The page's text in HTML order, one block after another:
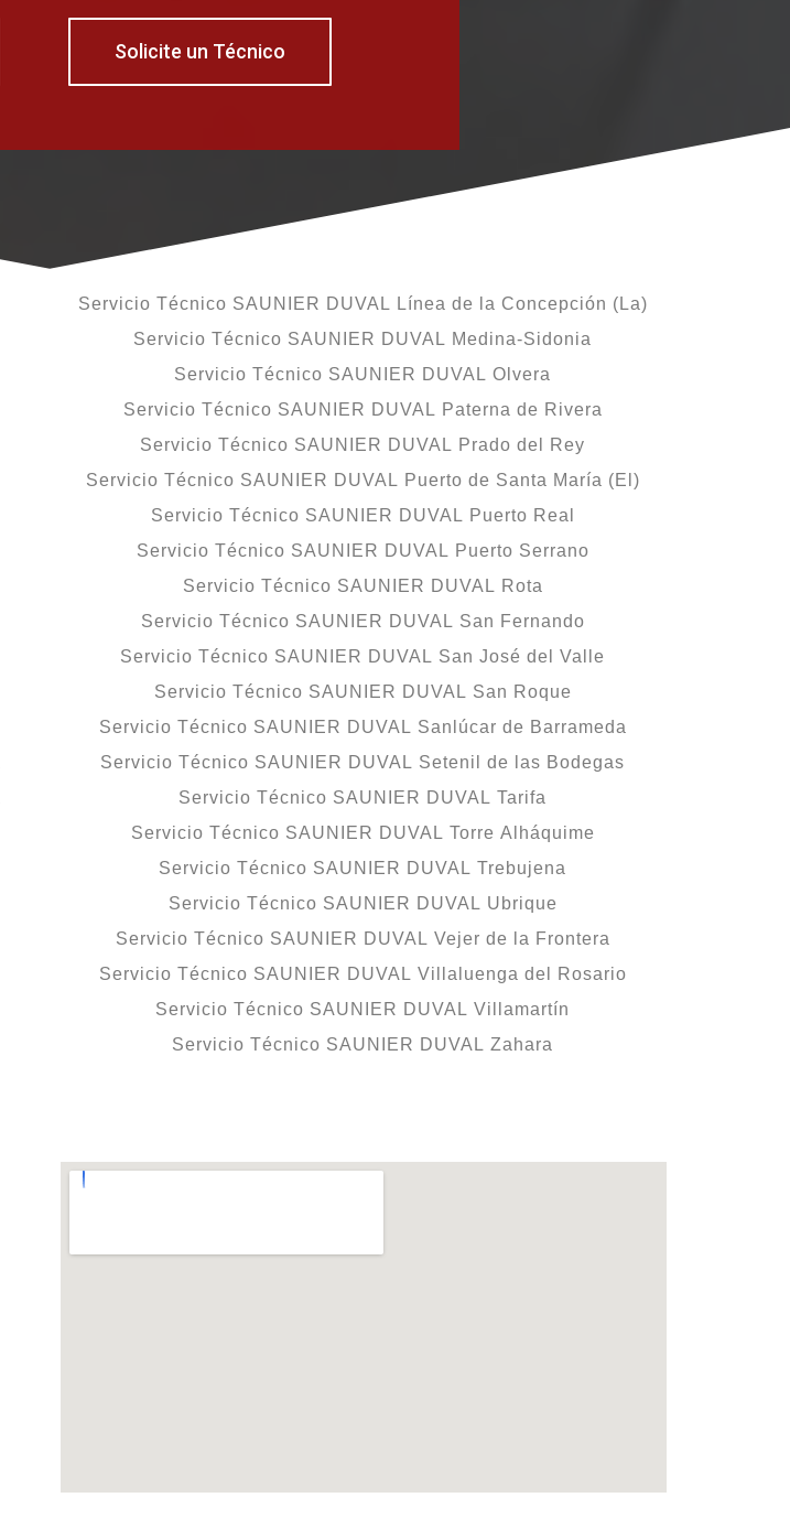
Solicite un Técnico
Servicio Técnico SAUNIER DUVAL Línea de la Concepción (La)
Servicio Técnico SAUNIER DUVAL Medina-Sidonia
Servicio Técnico SAUNIER DUVAL Olvera
Servicio Técnico SAUNIER DUVAL Paterna de Rivera
Servicio Técnico SAUNIER DUVAL Prado del Rey
Servicio Técnico SAUNIER DUVAL Puerto de Santa María (El)
Servicio Técnico SAUNIER DUVAL Puerto Real
Servicio Técnico SAUNIER DUVAL Puerto Serrano
Servicio Técnico SAUNIER DUVAL Rota
Servicio Técnico SAUNIER DUVAL San Fernando
Servicio Técnico SAUNIER DUVAL San José del Valle
Servicio Técnico SAUNIER DUVAL San Roque
Servicio Técnico SAUNIER DUVAL Sanlúcar de Barrameda
Servicio Técnico SAUNIER DUVAL Setenil de las Bodegas
Servicio Técnico SAUNIER DUVAL Tarifa
Servicio Técnico SAUNIER DUVAL Torre Alháquime
Servicio Técnico SAUNIER DUVAL Trebujena
Servicio Técnico SAUNIER DUVAL Ubrique
Servicio Técnico SAUNIER DUVAL Vejer de la Frontera
Servicio Técnico SAUNIER DUVAL Villaluenga del Rosario
Servicio Técnico SAUNIER DUVAL Villamartín
Servicio Técnico SAUNIER DUVAL Zahara